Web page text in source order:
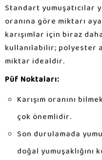
Standart yumuşatıcılar
oranına göre miktarı
karışımlar için biraz
kullanılabilir; polyester
miktar idealdir.
Püf Noktaları:
Karışım oranını
çok önemlidir.
Son durulamada
doğal yumuşaklığını